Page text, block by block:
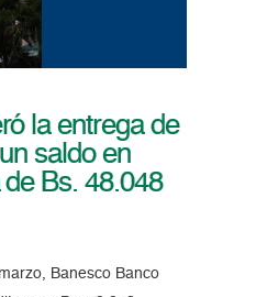
la entrega de
saldo en
Bs. 48.048
Banesco Banco